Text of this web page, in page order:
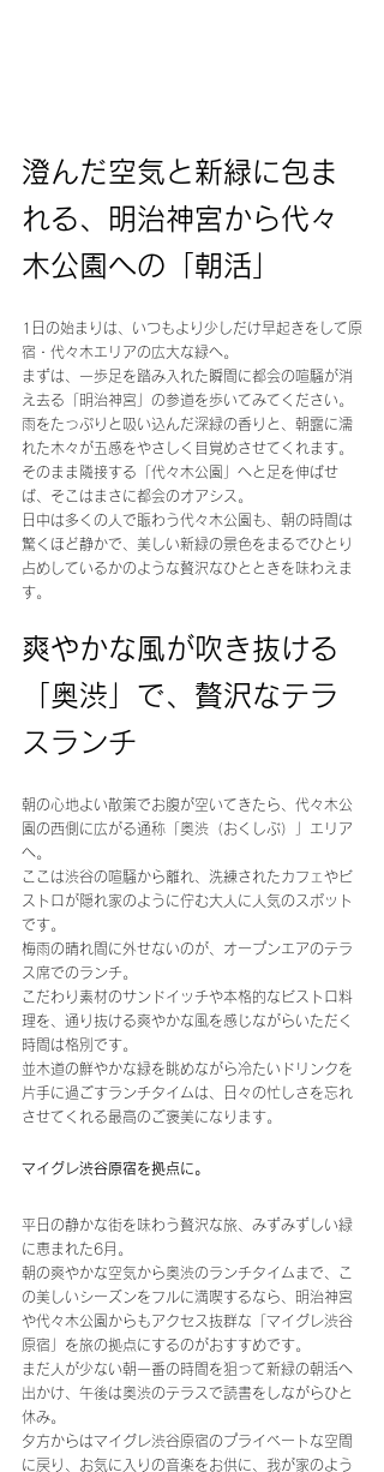
澄んだ空気と新緑に包ま
れる、明治神宮から代々
木公園への「朝活」
1日の始まりは、いつもより少しだけ早起きをして原
宿・代々木エリアの広大な緑へ。
まずは、一歩足を踏み入れた瞬間に都会の喧騒が消
え去る「明治神宮」の参道を歩いてみてください。
雨をたっぷりと吸い込んだ深緑の香りと、朝露に濡
れた木々が五感をやさしく目覚めさせてくれます。
そのまま隣接する「代々木公園」へと足を伸ばせ
ば、そこはまさに都会のオアシス。
日中は多くの人で賑わう代々木公園も、朝の時間は
驚くほど静かで、美しい新緑の景色をまるでひとり
占めしているかのような贅沢なひとときを味わえま
す。
爽やかな風が吹き抜ける
「奥渋」で、贅沢なテラ
スランチ
朝の心地よい散策でお腹が空いてきたら、代々木公
園の西側に広がる通称「奥渋（おくしぶ）」エリア
へ。
ここは渋谷の喧騒から離れ、洗練されたカフェやビ
ストロが隠れ家のように佇む大人に人気のスポット
です。
梅雨の晴れ間に外せないのが、オープンエアのテラ
ス席でのランチ。
こだわり素材のサンドイッチや本格的なビストロ料
理を、通り抜ける爽やかな風を感じながらいただく
時間は格別です。
並木道の鮮やかな緑を眺めながら冷たいドリンクを
片手に過ごすランチタイムは、日々の忙しさを忘れ
させてくれる最高のご褒美になります。
マイグレ渋谷原宿を拠点に。
平日の静かな街を味わう贅沢な旅、みずみずしい緑
に恵まれた6月。
朝の爽やかな空気から奥渋のランチタイムまで、こ
の美しいシーズンをフルに満喫するなら、明治神宮
や代々木公園からもアクセス抜群な「マイグレ渋谷
原宿」を旅の拠点にするのがおすすめです。
まだ人が少ない朝一番の時間を狙って新緑の朝活へ
出かけ、午後は奥渋のテラスで読書をしながらひと
休み。
夕方からはマイグレ渋谷原宿のプライベートな空間
に戻り、お気に入りの音楽をお供に、我が家のよう